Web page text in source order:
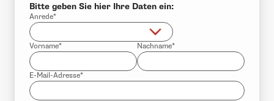
Bitte geben Sie hier Ihre Daten ein:
Anrede*
Vorname* Nachname*
E-Mail-Adresse*